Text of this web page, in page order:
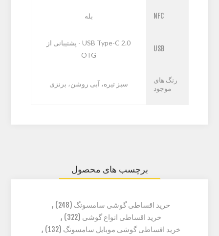
NFC بله
USB
USB Type-C 2.0 - پشتیبانی از
OTG
رنگ های
موجود
سبز تیره، آبی روشن، برنزی
برچسب های محصول
خرید اقساطی گوشی سامسونگ (248)
,
خرید اقساطی انواع گوشی (322)
,
خرید اقساطی گوشی موبایل سامسونگ (132)
,